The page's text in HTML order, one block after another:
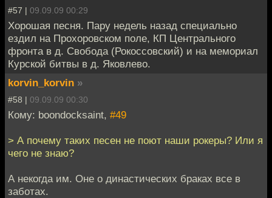
#57 | 09.09.09 00:29
Хорошая песня. Пару недель назад специально
ездил на Прохоровском поле, КП Центрального
фронта в д. Свобода (Рокоссовский) и на мемориал
Курской битвы в д. Яковлево.
korvin_korvin »
#58 | 09.09.09 00:30
Кому: boondocksaint, #49
> А почему таких песен не поют наши рокеры? Или я
чего не знаю?
А некогда им. Оне о династических браках все в
заботах.